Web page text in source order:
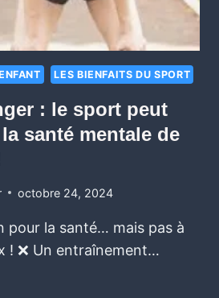
LES BIENFAITS DU SPORT
: le sport peut
santé mentale de
octobre 24, 2024
pour la santé… mais pas à
! ❌ Un entraînement…